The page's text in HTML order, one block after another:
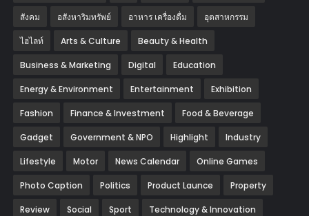
สังคม อสังหาริมทรัพย์ อาหาร เครื่องดื่ม อุตสาหกรรม
ไฮไลท์ Arts & Culture Beauty & Health
Business & Marketing Digital Education
Energy & Environment Entertainment Exhibition
Fashion Finance & Investment Food & Beverage
Gadget Government & NPO Highlight Industry
Lifestyle Motor News Calendar Online Games
Photo Caption Politics Product Launce Property
Review Social Sport Technology & Innovation